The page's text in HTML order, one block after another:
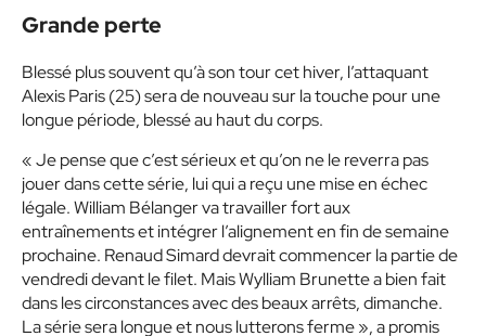
Grande perte
Blessé plus souvent qu’à son tour cet hiver, l’attaquant
Alexis Paris (25) sera de nouveau sur la touche pour une
longue période, blessé au haut du corps.
« Je pense que c’est sérieux et qu’on ne le reverra pas
jouer dans cette série, lui qui a reçu une mise en échec
légale. William Bélanger va travailler fort aux
entraînements et intégrer l’alignement en fin de semaine
prochaine. Renaud Simard devrait commencer la partie de
vendredi devant le filet. Mais Wylliam Brunette a bien fait
dans les circonstances avec des beaux arrêts, dimanche.
La série sera longue et nous lutterons ferme », a promis